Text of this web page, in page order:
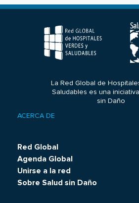
La Red Global de
Saludables es una
sin Daño
menu
ACERCA DE
Red Global
Agenda Global
Unirse a la red
Sobre Salud sin Daño